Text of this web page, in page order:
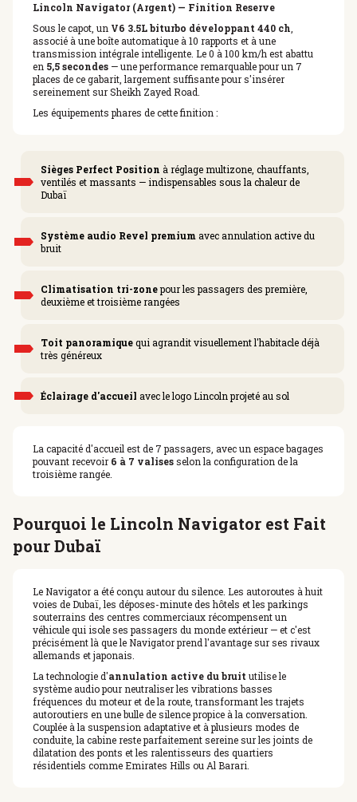
Lincoln Navigator (Argent) — Finition Reserve
Sous le capot, un V6 3.5L biturbo développant 440 ch,
associé à une boîte automatique à 10 rapports et à une
transmission intégrale intelligente. Le 0 à 100 km/h est abattu
en 5,5 secondes — une performance remarquable pour un 7
places de ce gabarit, largement suffisante pour s'insérer
sereinement sur Sheikh Zayed Road.
Les équipements phares de cette finition :
Sièges Perfect Position à réglage multizone, chauffants,
ventilés et massants — indispensables sous la chaleur de
Dubaï
Système audio Revel premiumavec annulation active du
bruit
Climatisation tri-zonepour les passagers des première,
deuxième et troisième rangées
Toit panoramiquequi agrandit visuellement l'habitacle déjà
très généreux
Éclairage d'accueil avec le logo Lincoln projeté au sol
La capacité d'accueil est de 7 passagers, avec un espace bagages
pouvant recevoir 6 à 7 valisesselon la configuration de la
troisième rangée.
Pourquoi le Lincoln Navigator est Fait
pour Dubaï
Le Navigator a été conçu autour du silence. Les autoroutes à huit
voies de Dubaï, les déposes-minute des hôtels et les parkings
souterrains des centres commerciaux récompensent un
véhicule qui isole ses passagers du monde extérieur — et c'est
précisément là que le Navigator prend l'avantage sur ses rivaux
allemands et japonais.
La technologie d'annulation active du bruit utilise le
système audio pour neutraliser les vibrations basses
fréquences du moteur et de la route, transformant les trajets
autoroutiers en une bulle de silence propice à la conversation.
Couplée à la suspension adaptative et à plusieurs modes de
conduite, la cabine reste parfaitement sereine sur les joints de
dilatation des ponts et les ralentisseurs des quartiers
résidentiels comme Emirates Hills ou Al Barari.